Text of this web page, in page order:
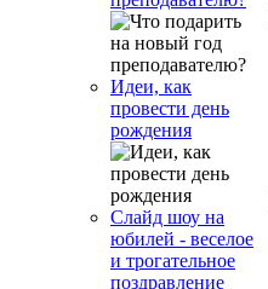
Идеи, как
провести день
рождения
Слайд шоу на
юбилей - веселое
и трогательное
поздравление